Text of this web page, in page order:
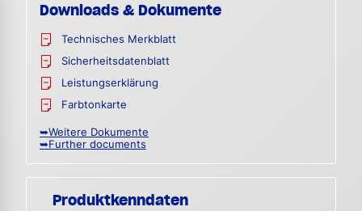
Downloads & Dokumente
Technisches Merkblatt
Sicherheitsdatenblatt
Leistungserklärung
Farbtonkarte
➥Weitere Dokumente
➥Further documents
Produktkenndaten